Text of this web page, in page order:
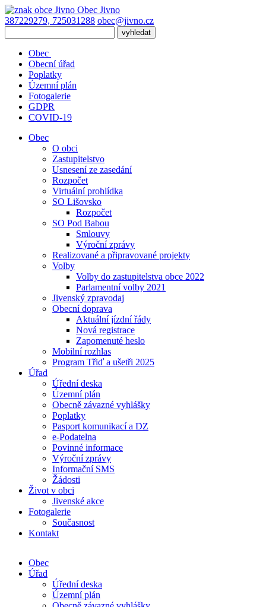
Obec Jivno
387229279, 725031288 obec@jivno.cz
Obec
Obecní úřad
Poplatky
Územní plán
Fotogalerie
GDPR
COVID-19
Obec
O obci
Zastupitelstvo
Usnesení ze zasedání
Rozpočet
Virtuální prohlídka
SO Lišovsko
Rozpočet
SO Pod Babou
Smlouvy
Výroční zprávy
Realizované a připravované projekty
Volby
Volby do zastupitelstva obce 2022
Parlamentní volby 2021
Jivenský zpravodaj
Obecní doprava
Aktuální jízdní řády
Nová registrace
Zapomenuté heslo
Mobilní rozhlas
Program Třiď a ušetři 2025
Úřad
Úřední deska
Územní plán
Obecně závazné vyhlášky
Poplatky
Pasport komunikací a DZ
e-Podatelna
Povinné informace
Výroční zprávy
Informační SMS
Žádosti
Život v obci
Jivenské akce
Fotogalerie
Současnost
Kontakt
Obec
Úřad
Úřední deska
Územní plán